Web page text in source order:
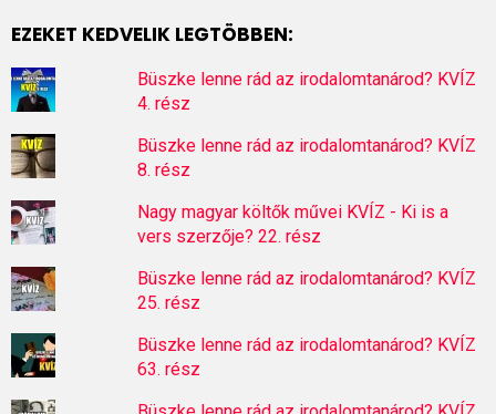
EZEKET KEDVELIK LEGTÖBBEN:
Büszke lenne rád az irodalomtanárod? KVÍZ
4. rész
Büszke lenne rád az irodalomtanárod? KVÍZ
8. rész
Nagy magyar költők művei KVÍZ - Ki is a
vers szerzője? 22. rész
Büszke lenne rád az irodalomtanárod? KVÍZ
25. rész
Büszke lenne rád az irodalomtanárod? KVÍZ
63. rész